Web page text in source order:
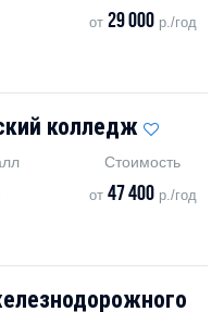
от 29 000р./год
колледж
Стоимость
от 47 400р./год